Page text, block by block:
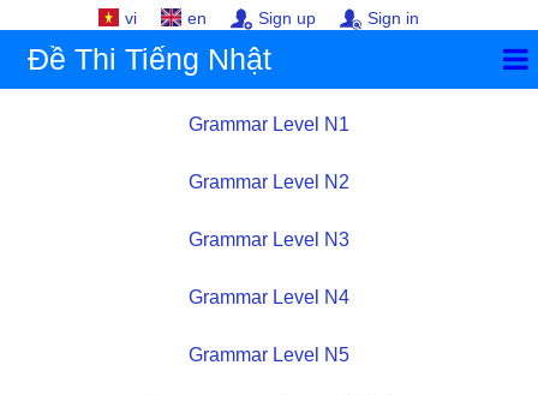
vi en Sign up Sign in
Đề Thi Tiếng Nhật
Grammar Level N1
Grammar Level N2
Grammar Level N3
Grammar Level N4
Grammar Level N5